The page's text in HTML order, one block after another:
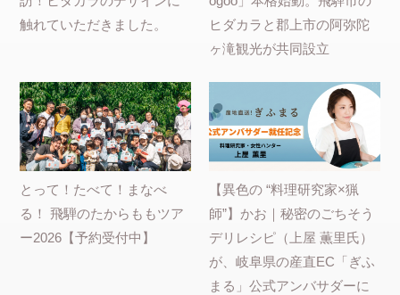
触れていただきました。
ヒダカラと郡上市の阿弥陀
ヶ滝観光が共同設立
とって！たべて！まなべ
る！ 飛騨のたからももツア
ー2026【予約受付中】
【異色の “料理研究家×猟
師”】かお｜秘密のごちそう
デリレシピ（上屋 薫里氏）
が、岐阜県の産直EC「ぎふ
まる」公式アンバサダーに